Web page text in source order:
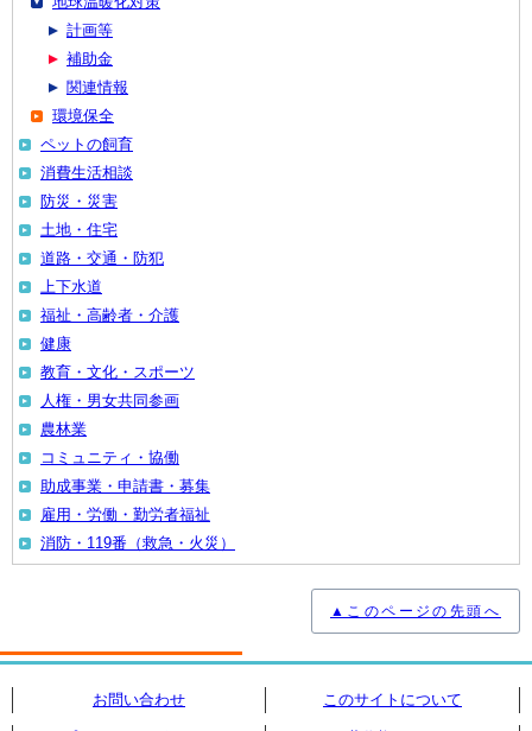
計画等
補助金
関連情報
環境保全
ペットの飼育
消費生活相談
防災・災害
土地・住宅
道路・交通・防犯
上下水道
福祉・高齢者・介護
健康
教育・文化・スポーツ
人権・男女共同参画
農林業
コミュニティ・協働
助成事業・申請書・募集
雇用・労働・勤労者福祉
消防・119番（救急・火災）
▲このページの先頭へ
お問い合わせ このサイトについて